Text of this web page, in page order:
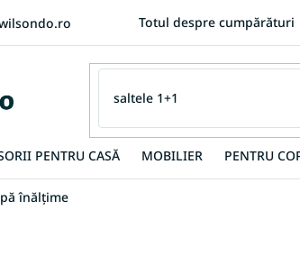
Totul despre cumpărături
PENTRU CASĂ MOBILIER PENTRU
înălțime